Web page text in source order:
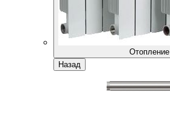
Отопление
Назад